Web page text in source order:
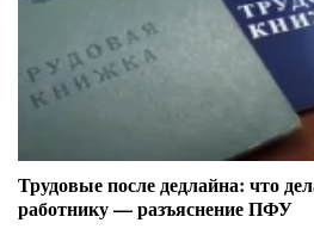
Трудовые после дедлайна: что
работнику — разъяснение ПФУ